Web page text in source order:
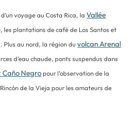
voyage au Costa Rica, laVallée
les plantations de café de Los Santos et
Plus au nord, la région duvolcan Arenal
d’eau chaude, ponts suspendus dans
Caño Negropour l’observation de la
de la Vieja pour les amateurs de